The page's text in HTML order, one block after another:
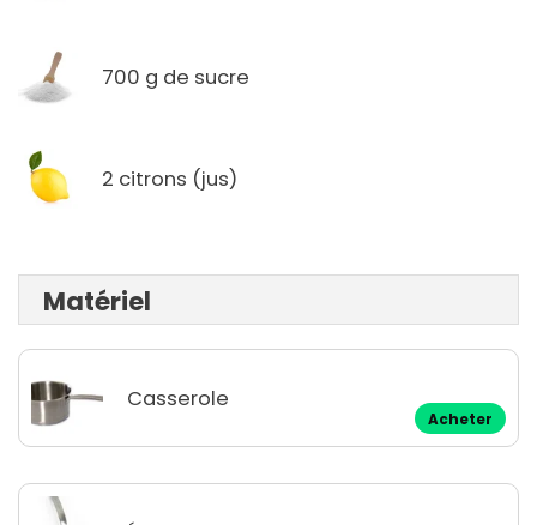
700 g de sucre
2 citrons (jus)
Matériel
Casserole
Acheter